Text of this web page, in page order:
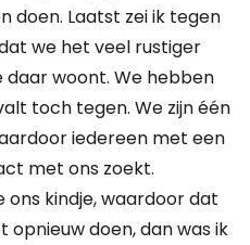
doen. Laatst zei ik tegen
we het veel rustiger
daar woont. We hebben
toch tegen. We zijn één
iedereen met een
met ons zoekt.
ons kindje, waardoor dat
opnieuw doen, dan was ik